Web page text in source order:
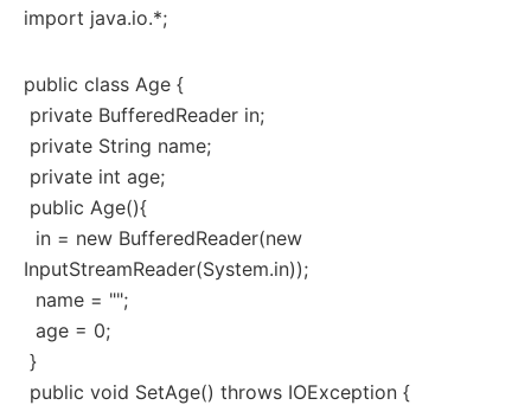
import java.io.*;
public class Age {
private BufferedReader in;
private String name;
private int age;
public Age(){
in = new BufferedReader(new
InputStreamReader(System.in));
name = "";
age = 0;
}
public void SetAge() throws IOException {